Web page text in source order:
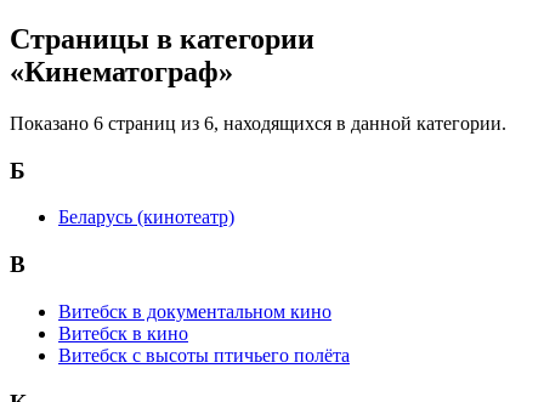
Страницы в категории
«Кинематограф»
Показано 6 страниц из 6, находящихся в данной категории.
Б
Беларусь (кинотеатр)
В
Витебск в документальном кино
Витебск в кино
Витебск с высоты птичьего полёта